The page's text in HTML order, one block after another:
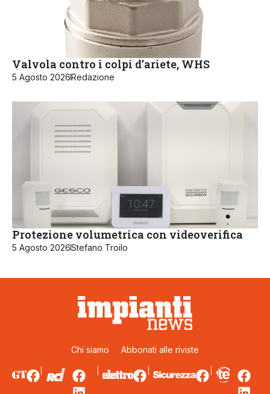
Valvola contro i colpi d’ariete, WHS
5 Agosto 2026Redazione
Protezione volumetrica con videoverifica
5 Agosto 2026Stefano Troilo
Chi siamo Abbonati alle riviste